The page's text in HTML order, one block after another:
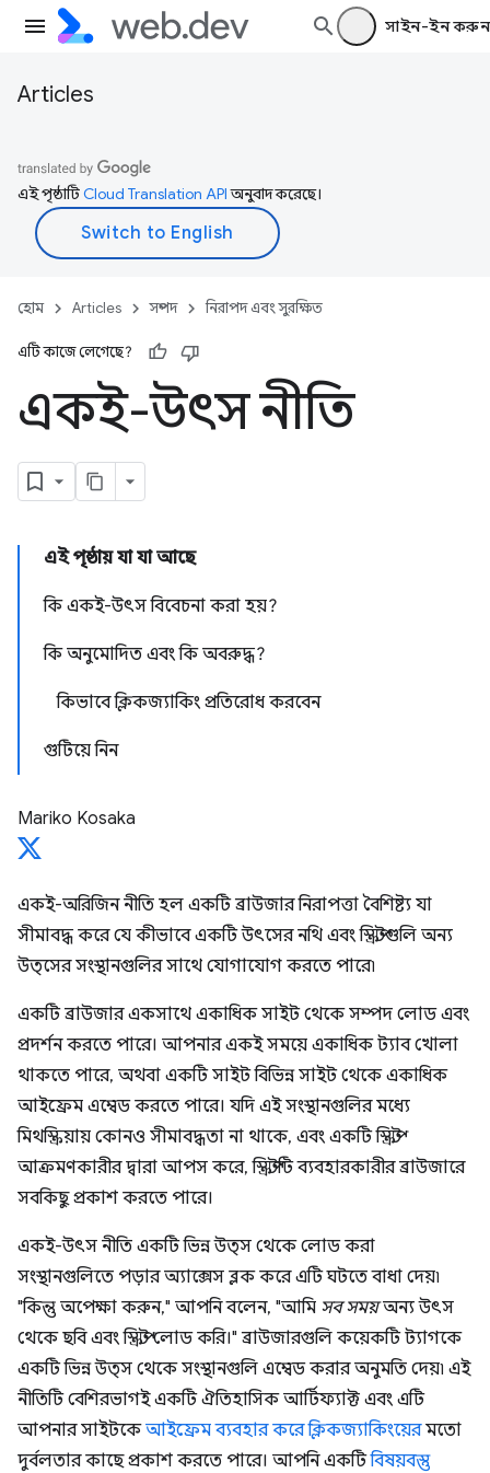
সাইন-ইন করুন
Articles
এই পৃষ্ঠাটিCloud Translation APIঅনুবাদ করেছে।
হোম Articles সম্পদ নিরাপদ এবং সুরক্ষিত
এটি কাজে লেগেছে?
একই-উৎস নীতি
এই পৃষ্ঠায় যা যা আছে
কি একই-উৎস বিবেচনা করা হয়?
কি অনুমোদিত এবং কি অবরুদ্ধ?
কিভাবে ক্লিকজ্যাকিং প্রতিরোধ করবেন
গুটিয়ে নিন
Mariko Kosaka
একই-অরিজিন নীতি হল একটি ব্রাউজার নিরাপত্তা বৈশিষ্ট্য যা
সীমাবদ্ধ করে যে কীভাবে একটি উৎসের নথি এবং স্ক্রিপ্টগুলি অন্য
উত্সের সংস্থানগুলির সাথে যোগাযোগ করতে পারে৷
একটি ব্রাউজার একসাথে একাধিক সাইট থেকে সম্পদ লোড এবং
প্রদর্শন করতে পারে। আপনার একই সময়ে একাধিক ট্যাব খোলা
থাকতে পারে, অথবা একটি সাইট বিভিন্ন সাইট থেকে একাধিক
আইফ্রেম এম্বেড করতে পারে। যদি এই সংস্থানগুলির মধ্যে
মিথস্ক্রিয়ায় কোনও সীমাবদ্ধতা না থাকে, এবং একটি স্ক্রিপ্ট
আক্রমণকারীর দ্বারা আপস করে, স্ক্রিপ্টটি ব্যবহারকারীর ব্রাউজারে
সবকিছু প্রকাশ করতে পারে।
একই-উৎস নীতি একটি ভিন্ন উত্স থেকে লোড করা
সংস্থানগুলিতে পড়ার অ্যাক্সেস ব্লক করে এটি ঘটতে বাধা দেয়৷
"কিন্তু অপেক্ষা করুন," আপনি বলেন, "আমি সব সময়অন্য উৎস
থেকে ছবি এবং স্ক্রিপ্ট লোড করি।" ব্রাউজারগুলি কয়েকটি ট্যাগকে
একটি ভিন্ন উত্স থেকে সংস্থানগুলি এম্বেড করার অনুমতি দেয়৷ এই
নীতিটি বেশিরভাগই একটি ঐতিহাসিক আর্টিফ্যাক্ট এবং এটি
আপনার সাইটকেআইফ্রেম ব্যবহার করে ক্লিকজ্যাকিংয়েরমতো
দুর্বলতার কাছে প্রকাশ করতে পারে। আপনি একটিবিষয়বস্তু